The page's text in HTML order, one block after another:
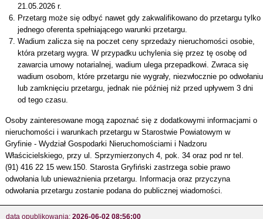
21.05.2026 r.
Przetarg może się odbyć nawet gdy zakwalifikowano do przetargu tylko
jednego oferenta spełniającego warunki przetargu.
Wadium zalicza się na poczet ceny sprzedaży nieruchomości osobie,
która przetarg wygra. W przypadku uchylenia się przez tę osobę od
zawarcia umowy notarialnej, wadium ulega przepadkowi. Zwraca się
wadium osobom, które przetargu nie wygrały, niezwłocznie po odwołaniu
lub zamknięciu przetargu, jednak nie później niż przed upływem 3 dni
od tego czasu.
Osoby zainteresowane mogą zapoznać się z dodatkowymi informacjami o
nieruchomości i warunkach przetargu w Starostwie Powiatowym w
Gryfinie - Wydział Gospodarki Nieruchomościami i Nadzoru
Właścicielskiego, przy ul. Sprzymierzonych 4, pok. 34 oraz pod nr tel.
(91) 416 22 15 wew.150. Starosta Gryfiński zastrzega sobie prawo
odwołania lub unieważnienia przetargu. Informacja oraz przyczyna
odwołania przetargu zostanie podana do publicznej wiadomości.
data opublikowania: 2026-06-02 08:56:00